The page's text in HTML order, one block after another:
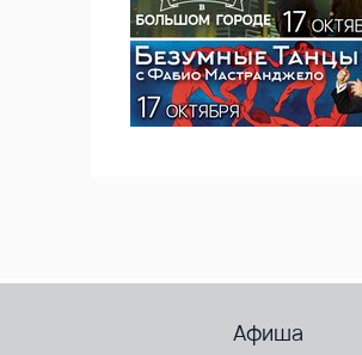
Афиша